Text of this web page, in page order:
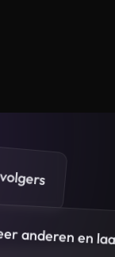
anderen en